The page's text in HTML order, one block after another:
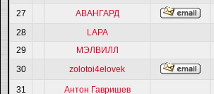
27
АВАНГАРД
28
LAPA
29
МЭЛВИЛЛ
30
zolotoi4elovek
31
Антон Гавришев